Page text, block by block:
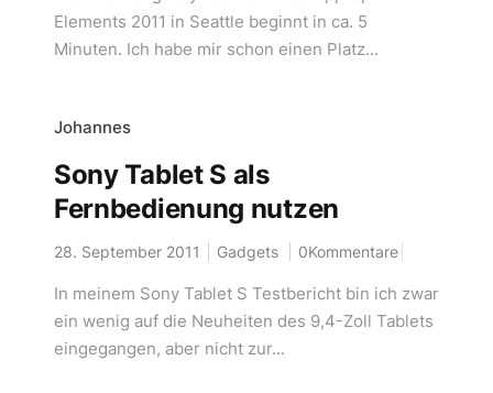
Elements 2011 in Seattle beginnt in ca. 5
Minuten. Ich habe mir schon einen Platz...
Johannes
Sony Tablet S als
Fernbedienung nutzen
28. September 2011 Gadgets 0Kommentare
In meinem Sony Tablet S Testbericht bin ich zwar
ein wenig auf die Neuheiten des 9,4-Zoll Tablets
eingegangen, aber nicht zur...